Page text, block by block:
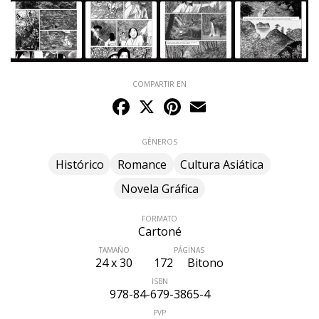
documentación en el que Christian Durieux lo secunda
con una delicadeza de armonías y ambientes propia de
un historietista como Jirô Taniguchi o de un cineasta
como Yasujiro Ozu.
COMPARTIR EN
Facebook
X Pinterest
GÉNEROS
Histórico Romance
Cultura Asiática
Novela Gráfica
FORMATO
Cartoné
TAMAÑO
24 x 30
PÁGINAS
172 Bitono
ISBN
978-84-679-3865-4
PVP